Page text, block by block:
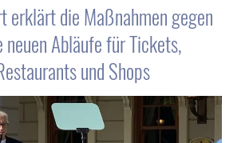
erklärt die Maßnahmen gegen
neuen Abläufe für Tickets,
und Shops